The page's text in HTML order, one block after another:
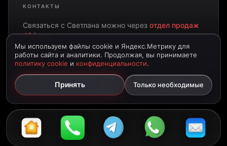
КОНТАКТЫ
Связаться с Светлана можно через отдел продаж
404gen.
Мы используем файлы cookie и Яндекс.Метрику для
работы сайта и аналитики. Продолжая, вы принимаете
политику cookie и конфиденциальности.
Принять Только необходимые